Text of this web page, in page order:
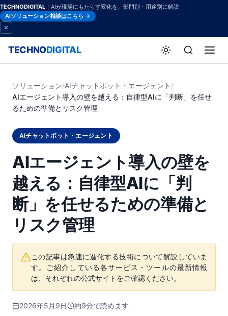
TECHNODIGITAL ｜AIが現場にもたらす変化を、部門別・用途別に解説
AIソリューション相談はこちら →
TECHNODIGITAL
ソリューション/AIチャットボット・エージェント /
AIエージェント導入の壁を越える：自律型AIに「判断」を任せ
るための準備とリスク管理
AIチャットボット・エージェント
AIエージェント導入の壁を
越える：自律型AIに「判
断」を任せるための準備と
リスク管理
この記事は急速に進化する技術について解説していま
す。ご紹介している各サービス・ツールの最新情報
は、それぞれの公式サイトをご確認ください。
2026年5月9日 約9分で読めます